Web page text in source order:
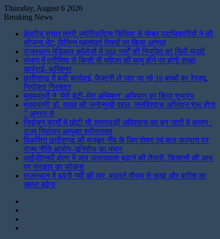
Thursday, August 6 2026
Breaking News
केंद्रीय संचार मंत्री ज्योतिरादित्य सिंधिया से चेम्बर पदाधिकारियों ने की
सौजन्य भेंट, विभिन्न महत्वपूर्ण विषयों पर किया आग्रह
राजस्थान मेडिकल कॉलेजों में 988 नर्सों की नियुक्ति को मिली मंजूरी
संभाग में एनीमिया से किसी भी महिला की मृत्यु होने पर होगी सख्त
कार्रवाई- कमिश्नर
छत्तीसगढ़ में बड़ी कार्रवाई, फैक्ट्री ले जाए जा रहे 16 बच्चों का रेस्क्यू,
नियोक्ता गिरफ्तार
मुख्यमंत्री ने ‘मेरी बेटी–मेरा अभिमान’ अभियान का किया शुभारंभ
मुख्यमंत्री डॉ. यादव की जनोन्मुखी पहल, जनविश्वास अभियान शुरू होगा
7 अगस्त से
निर्वाचन कार्यों में छोटी सी लापरवाही अविश्वास का बन जाती है कारण :
राज्य निर्वाचन आयुक्त श्रीवास्तव
विकसित छत्तीसगढ़ की मजबूत नींव के लिए पोषण एवं बाल कल्याण पर
राज्य नीति आयोग–यूनिसेफ का मंथन
आईजीएनपी क्षेत्र में जल उत्पादकता बढ़ाने की तैयारी, किसानों की आय
पर सरकार का फोकस
राजस्थान में बढ़ेगी गर्मी की मार, बदलते मौसम से सूखा और बारिश का
खतरा बढ़ेगा